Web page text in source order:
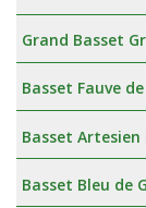
Grand Basset
Basset Fauve
Basset
Basset Bleu de